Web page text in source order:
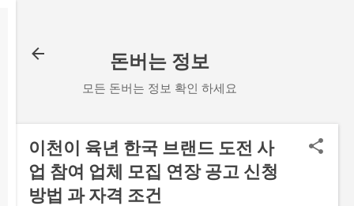
돈버는 정보
모든 돈버는 정보 확인 하세요
이천이 육년 한국 브랜드 도전 사
업 참여 업체 모집 연장 공고 신청
방법 과 자격 조건